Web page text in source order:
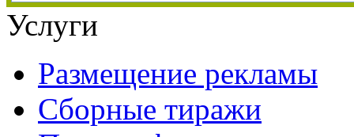
Услуги
Размещение рекламы
Сборные тиражи